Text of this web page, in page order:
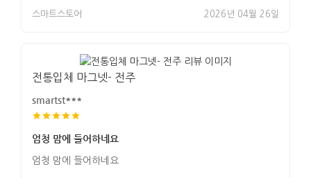
스마트스토어 2026년 04월 26일
전통입체 마그넷- 전주
smartst***
엄청 맘에 들어하네요
엄청 맘에 들어하네요